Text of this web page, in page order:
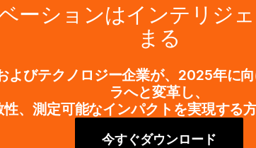
ーションはインテリジ
まる
よびテクノロジー企業が、2025年に
ラへと変革し、
、測定可能なインパクトを実現する
今すぐダウンロード